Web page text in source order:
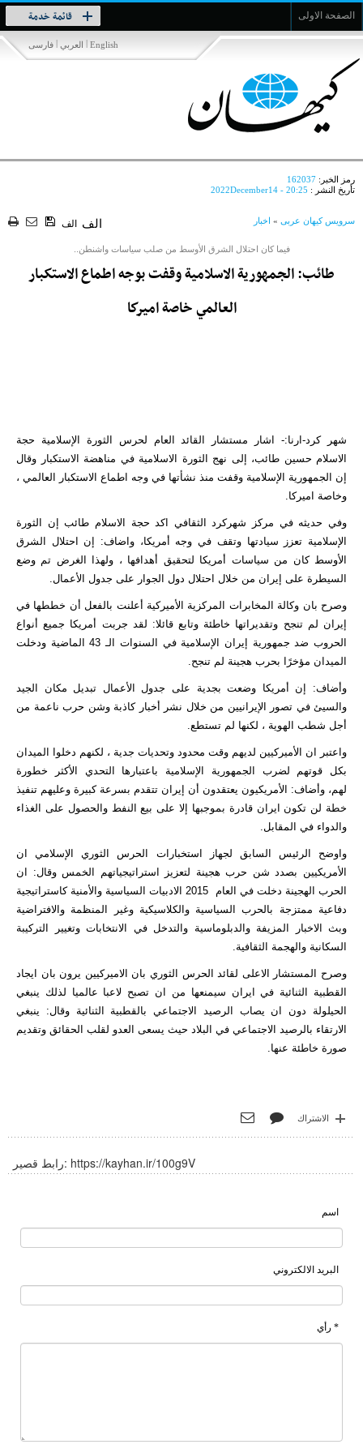
الصفحة الاولى قائمة خدمة
Toggle
navigation
فارسی | العربي | English
رمز الخبر: 162037
تأريخ النشر : 2022December14 - 20:25
سرویس کیهان عربی » اخبار الف الف
فيما كان احتلال الشرق الأوسط من صلب سياسات واشنطن..
طائب: الجمهورية الاسلامية وقفت بوجه اطماع الاستكبار
العالمي خاصة اميركا
شهر كرد-ارنا:- اشار مستشار القائد العام لحرس الثورة الإسلامية حجة
الاسلام حسين طائب، إلى نهج الثورة الاسلامية في مناهضة الاستكبار وقال
إن الجمهورية الإسلامية وقفت منذ نشأتها في وجه اطماع الاستكبار العالمي ،
وخاصة اميركا.
وفي حديثه في مركز شهركرد الثقافي اكد حجة الاسلام طائب إن الثورة
الإسلامية تعزز سيادتها وتقف في وجه أمريكا، واضاف: إن احتلال الشرق
الأوسط كان من سياسات أمريكا لتحقيق أهدافها ، ولهذا الغرض تم وضع
السيطرة على إيران من خلال احتلال دول الجوار على جدول الأعمال.
وصرح بان وكالة المخابرات المركزية الأميركية أعلنت بالفعل أن خططها في
إيران لم تنجح وتقديراتها خاطئة وتابع قائلا: لقد جربت أمريكا جميع أنواع
الحروب ضد جمهورية إيران الإسلامية في السنوات الـ 43 الماضية ودخلت
الميدان مؤخرًا بحرب هجينة لم تنجح.
وأضاف: إن أمريكا وضعت بجدية على جدول الأعمال تبديل مكان الجيد
والسيئ في تصور الإيرانيين من خلال نشر أخبار كاذبة وشن حرب ناعمة من
أجل شطب الهوية ، لكنها لم تستطع.
واعتبر ان الأميركيين لديهم وقت محدود وتحديات جدية ، لكنهم دخلوا الميدان
بكل قوتهم لضرب الجمهورية الإسلامية باعتبارها التحدي الأكثر خطورة
لهم، وأضاف: الأمريكيون يعتقدون أن إيران تتقدم بسرعة كبيرة وعليهم تنفيذ
خطة لن تكون ايران قادرة بموجبها إلا على بيع النفط والحصول على الغذاء
والدواء في المقابل.
واوضح الرئيس السابق لجهاز استخبارات الحرس الثوري الإسلامي ان
الأمريكيين بصدد شن حرب هجينة لتعزيز استراتيجياتهم الخمس وقال: ان
الحرب الهجينة دخلت في العام 2015 الادبيات السياسية والأمنية كاستراتيجية
دفاعية ممتزجة بالحرب السياسية والكلاسيكية وغير المنظمة والافتراضية
وبث الاخبار المزيفة والدبلوماسية والتدخل في الانتخابات وتغيير التركيبة
السكانية والهجمة الثقافية.
وصرح المستشار الاعلى لقائد الحرس الثوري بان الاميركيين يرون بان ايجاد
القطبية الثنائية في ايران سيمنعها من ان تصبح لاعبا عالميا لذلك ينبغي
الحيلولة دون ان يصاب الرصيد الاجتماعي بالقطبية الثنائية وقال: ينبغي
الارتقاء بالرصيد الاجتماعي في البلاد حيث يسعى العدو لقلب الحقائق وتقديم
صورة خاطئة عنها.
الاشتراك
رابط قصير: https://kayhan.ir/100g9V
اسم
البريد الالكتروني
* رأي